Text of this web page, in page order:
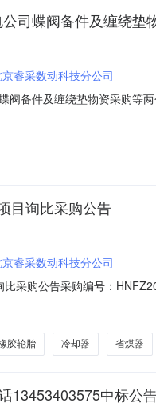
司蝶阀备件及缠绕
睿采数动科技分公司
阀备件及缠绕垫物资采购
购。2.项目概况与采购范
目询比采购公告
睿采数动科技分公司
采购公告采购编号：
序号计划号物料编码物料
胶轮胎 冷却器 省煤器
13453403575中标公